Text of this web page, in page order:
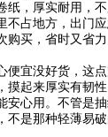
纸，厚实耐用，
不占地方，出门
购买，省时又省力
便宜没好货，这
摸起来厚实有韧
安心用。不管是
不是那种轻薄易